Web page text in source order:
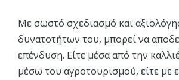
Με σωστό σχεδιασμό και
δυνατοτήτων του, μπορεί να
επένδυση. Είτε μέσα από την
μέσω του αγροτουρισμού, είτε με